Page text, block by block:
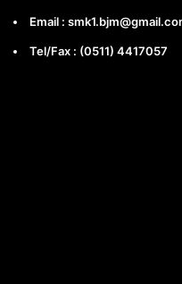
Email :
Tel/Fax : (0511) 4417057